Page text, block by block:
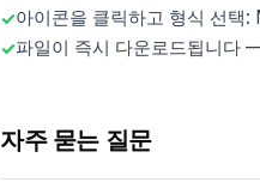
아이콘을 클릭하고 형식 선택
파일이 즉시 다운로드됩니다
자주 묻는 질문